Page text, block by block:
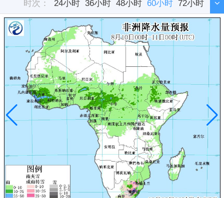
非洲 南美洲
时次： 24小时 36小时 48小时 60小时 72小时
84小时